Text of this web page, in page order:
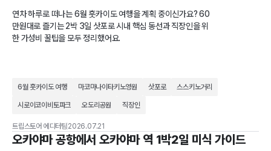
연차 하루로 떠나는 6월 훗카이도 여행을 계획 중이신가요? 60
만원대로 즐기는 2박 3일 삿포로 시내 핵심 동선과 직장인을 위
한 가성비 꿀팁을 모두 정리했어요.
6월 훗카이도 여행 마코마나이타키노영원 삿포로 스스키노거리
시로이코이비토파크 오도리공원 직장인
트립스토어 에디터팀 2026.07.21
오카야마 공항에서 오카야마 역 1박2일 미식 가이드